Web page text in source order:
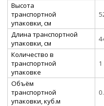
Высота
транспортной
упаковки, см
Длина транспортной
упаковки, см
Количество в
транспортной
упаковке
1
Объём
транспортной
упаковки, куб.м